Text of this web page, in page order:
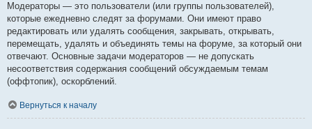
Модераторы — это пользователи (или группы пользователей),
которые ежедневно следят за форумами. Они имеют право
редактировать или удалять сообщения, закрывать, открывать,
перемещать, удалять и объединять темы на форуме, за который они
отвечают. Основные задачи модераторов — не допускать
несоответствия содержания сообщений обсуждаемым темам
(оффтопик), оскорблений.
Вернуться к началу